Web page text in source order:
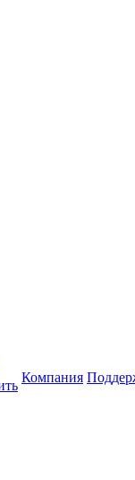
Компания